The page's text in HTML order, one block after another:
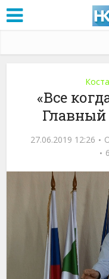
«Все
Главный
27.06.2019 12:26